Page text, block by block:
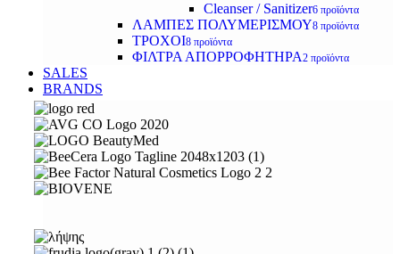
Cleanser / Sanitizer6 προϊόντα
ΛΑΜΠΕΣ ΠΟΛΥΜΕΡΙΣΜΟΥ8 προϊόντα
ΤΡΟΧΟΙ8 προϊόντα
ΦΙΛΤΡΑ ΑΠΟΡΡΟΦΗΤΗΡΑ2 προϊόντα
SALES
BRANDS